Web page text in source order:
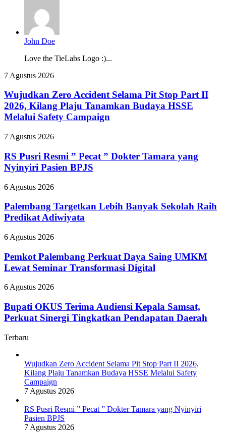
John Doe
Love the TieLabs Logo :)...
Wujudkan
Accident
Selama
Pit
Stop
II
Kilang
Plaju
Tanamkan
Budaya
HSSE
Melalui
Safety
Campaign
7 Agustus 2026
Wujudkan Zero Accident Selama Pit Stop Part II
2026, Kilang Plaju Tanamkan Budaya HSSE
Melalui Safety Campaign
RS
Resmi
”
Pecat
Dokter
yang
Nyinyiri
BPJS
7 Agustus 2026
RS Pusri Resmi ” Pecat ” Dokter Tamara yang
Nyinyiri Pasien BPJS
Palembang
Lebih
Banyak
Sekolah
Predikat
6 Agustus 2026
Palembang Targetkan Lebih Banyak Sekolah Raih
Predikat Adiwiyata
Pemkot
Perkuat
Daya
Saing
Lewat
Transformasi
Digital
6 Agustus 2026
Pemkot Palembang Perkuat Daya Saing UMKM
Lewat Seminar Transformasi Digital
Bupati
Terima
Audiensi
Kepala
Perkuat
Tingkatkan
Pendapatan
Daerah
6 Agustus 2026
Bupati OKUS Terima Audiensi Kepala Samsat,
Perkuat Sinergi Tingkatkan Pendapatan Daerah
Terbaru
Wujudkan Zero Accident Selama Pit Stop Part II 2026,
Kilang Plaju Tanamkan Budaya HSSE Melalui Safety
Campaign
7 Agustus 2026
RS Pusri Resmi ” Pecat ” Dokter Tamara yang Nyinyiri
Pasien BPJS
7 Agustus 2026